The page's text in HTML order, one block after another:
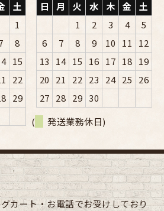
土
1
8
15
22
29
日
月 火 水 木 金
土
1
2 3 4
5
6
7 8 9 10 11
12
13
14 15 16 17 18 19
20
21 22 23 24 25
26
27 28 29 30
(
発送業務休日)
カート・お電話でお受けしており